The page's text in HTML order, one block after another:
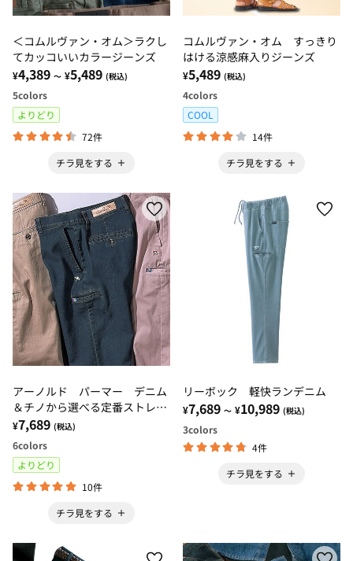
＜コムルヴァン・オム＞ラクし
てカッコいいカラージーンズ
¥4,389 ～ ¥5,489 (税込)
5colors
よりどり
72件
チラ見をする
コムルヴァン・オム すっきり
はける涼感麻入りジーンズ
¥5,489 (税込)
4colors
COOL
14件
チラ見をする
アーノルド パーマー デニム
＆チノから選べる定番ストレッ
チパンツ
¥7,689 (税込)
6colors
よりどり
10件
チラ見をする
リーボック 軽快ランデニム
¥7,689 ～ ¥10,989 (税込)
3colors
4件
チラ見をする